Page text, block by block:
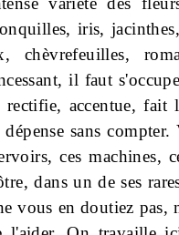
iris,
chèvrefeuilles,
il faut
accentue, fait
sans compter.
ces machines,
dans un de ses
vous en doutiez pas,